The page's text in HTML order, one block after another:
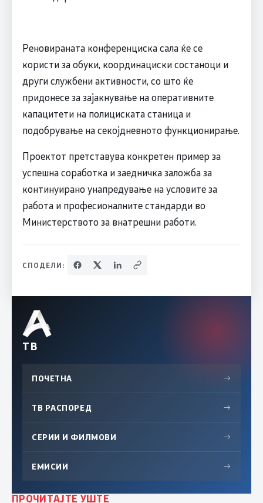
Реновираната конференциска сала ќе се
користи за обуки, координациски состаноци и
други службени активности, со што ќе
придонесе за зајакнување на оперативните
капацитети на полициската станица и
подобрување на секојдневното функционирање.
Проектот претставува конкретен пример за
успешна соработка и заедничка заложба за
континуирано унапредување на условите за
работа и професионалните стандарди во
Министерството за внатрешни работи.
СПОДЕЛИ:
ТВ
ПОЧЕТНА →
ТВ РАСПОРЕД →
СЕРИИ И ФИЛМОВИ →
ЕМИСИИ →
ПРОЧИТАЈТЕ УШТЕ